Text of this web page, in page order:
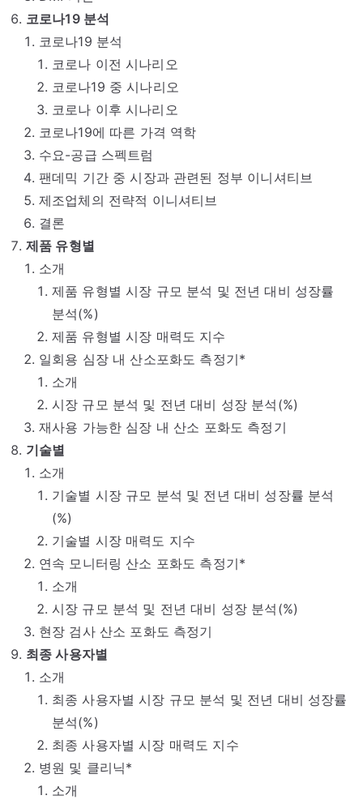
코로나19 분석
코로나19 분석
코로나 이전 시나리오
코로나19 중 시나리오
코로나 이후 시나리오
코로나19에 따른 가격 역학
수요-공급 스펙트럼
팬데믹 기간 중 시장과 관련된 정부 이니셔티브
제조업체의 전략적 이니셔티브
결론
제품 유형별
소개
제품 유형별 시장 규모 분석 및 전년 대비 성장률
분석(%)
제품 유형별 시장 매력도 지수
일회용 심장 내 산소포화도 측정기*
소개
시장 규모 분석 및 전년 대비 성장 분석(%)
재사용 가능한 심장 내 산소 포화도 측정기
기술별
소개
기술별 시장 규모 분석 및 전년 대비 성장률 분석
(%)
기술별 시장 매력도 지수
연속 모니터링 산소 포화도 측정기*
소개
시장 규모 분석 및 전년 대비 성장 분석(%)
현장 검사 산소 포화도 측정기
최종 사용자별
소개
최종 사용자별 시장 규모 분석 및 전년 대비 성장률
분석(%)
최종 사용자별 시장 매력도 지수
병원 및 클리닉*
소개